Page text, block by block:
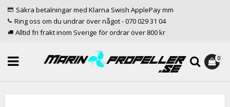
Säkra betalningar med Klarna Swish ApplePay mm
Ring oss om du undrar över något - 070 029 31 04
Alltid fri frakt inom Sverige för ordrar över 800 kr
0